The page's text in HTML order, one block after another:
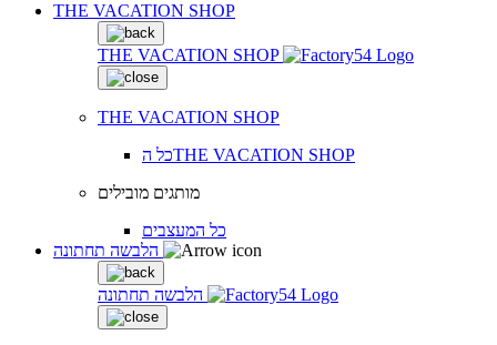
THE VACATION SHOP
THE VACATION SHOP
THE VACATION SHOP
כל הTHE VACATION SHOP
מותגים מובילים
כל המעצבים
הלבשה תחתונה